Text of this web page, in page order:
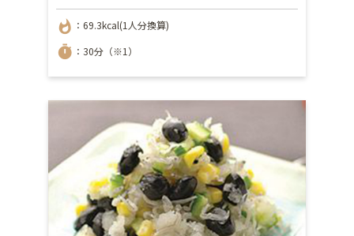
whatshot ：69.3kcal(1人分換算)
timer ：30分（※1）